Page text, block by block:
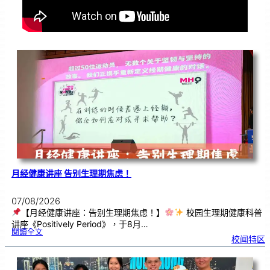
月经健康讲座 告别生理期焦虑！
07/08/2026
【月经健康讲座：告别生理期焦虑！】
校园生理期健康科普
讲座《Positively Period》，于8月…
閱讀全文:月
康
座
告
别
校闻特区